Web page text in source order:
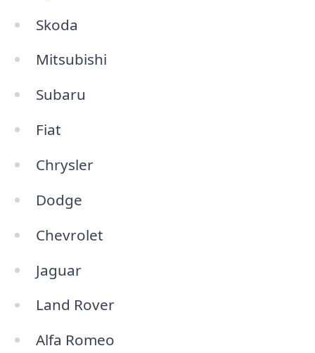
Skoda
Mitsubishi
Subaru
Fiat
Chrysler
Dodge
Chevrolet
Jaguar
Land Rover
Alfa Romeo